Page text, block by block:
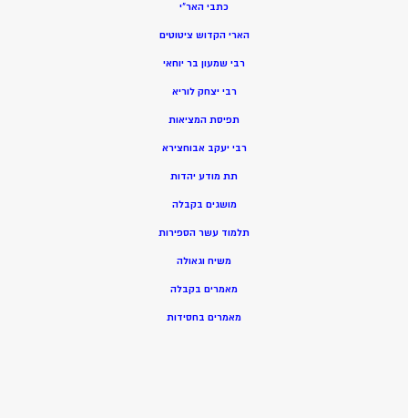
כתבי האר”י
הארי הקדוש ציטוטים
רבי שמעון בר יוחאי
רבי יצחק לוריא
תפיסת המציאות
רבי יעקב אבוחצירא
תת מודע יהדות
מושגים בקבלה
תלמוד עשר הספירות
משיח וגאולה
מאמרים בקבלה
מאמרים בחסידות